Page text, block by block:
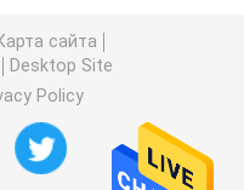
сайта
Desktop Site
Policy